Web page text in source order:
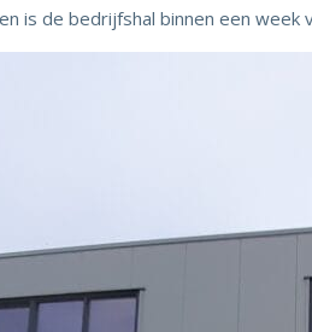
is de bedrijfshal binnen een